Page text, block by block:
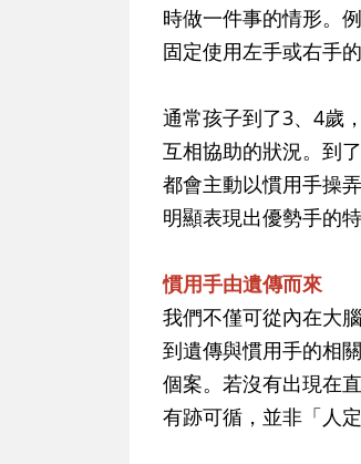
時做一件事的情形。
固定使用左手或右手
通常孩子到了3、4歲
互相協助的狀況。到
都會主動以慣用手操
明顯表現出優勢手的特
慣用手由遺傳而來
我們不僅可從內在大
到遺傳與慣用手的相
個案。若沒有出現在
有跡可循，並非「人